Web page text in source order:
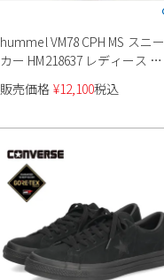
hummel VM78 CPH MS スニー
カー HM218637 レディース メ
ンズ ユニセックス
販売価格 ¥12,100税込